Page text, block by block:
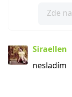
Siraellen
nesladím